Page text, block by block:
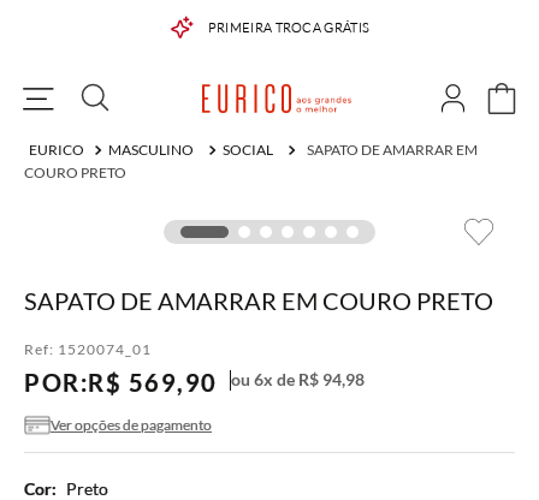
PRIMEIRA TROCA GRÁTIS
MASCULINO SOCIAL
SAPATO DE AMARRAR EM
COURO PRETO
SAPATO DE AMARRAR EM COURO PRETO
Ref: 1520074_01
POR:R$ 569,90 ou 6x de R$ 94,98
Ver opções de pagamento
Cor: Preto